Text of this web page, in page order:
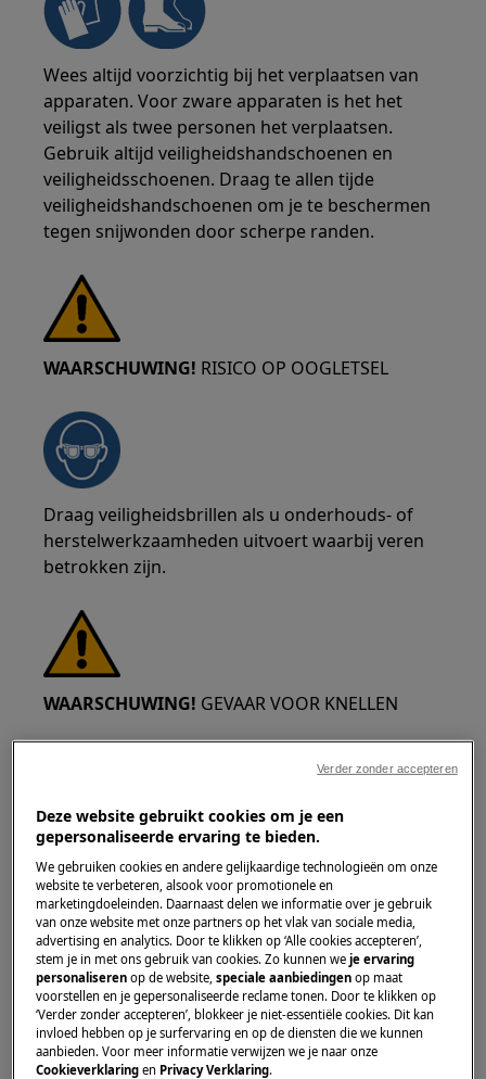
Wees altijd voorzichtig bij het verplaatsen van
apparaten. Voor zware apparaten is het het
veiligst als twee personen het verplaatsen.
Gebruik altijd veiligheidshandschoenen en
veiligheidsschoenen. Draag te allen tijde
veiligheidshandschoenen om je te beschermen
tegen snijwonden door scherpe randen.
WAARSCHUWING! RISICO OP OOGLETSEL
Draag veiligheidsbrillen als u onderhouds- of
herstelwerkzaamheden uitvoert waarbij veren
betrokken zijn.
WAARSCHUWING! GEVAAR VOOR KNELLEN
Draag veiligheidshandschoenen als u
onderhouds- of herstelwerkzaamheden uitvoert
waarbij riemen betrokken zijn.
WAARSCHUWING!VERSTIKKINGSGEVAAR
Deze website gebruikt cookies om je een
gepersonaliseerde ervaring te bieden.
We gebruiken cookies en andere gelijkaardige technologieën om onze
website te verbeteren, alsook voor promotionele en
marketingdoeleinden. Daarnaast delen we informatie over je gebruik
van onze website met onze partners op het vlak van sociale media,
advertising en analytics. Door te klikken op ‘Alle cookies accepteren’,
stem je in met ons gebruik van cookies. Zo kunnen weje ervaring
personaliserenop de website,speciale aanbiedingenop maat
voorstellen en je gepersonaliseerde reclame tonen. Door te klikken op
‘Verder zonder accepteren’, blokkeer je niet-essentiële cookies. Dit kan
invloed hebben op je surfervaring en op de diensten die we kunnen
aanbieden. Voor meer informatie verwijzen we je naar onze
Cookieverklaring en Privacy Verklaring.
Verder zonder accepteren